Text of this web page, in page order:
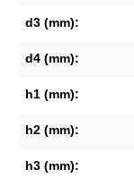
d3 (mm):
d4 (mm):
h1 (mm):
h2 (mm):
h3 (mm):